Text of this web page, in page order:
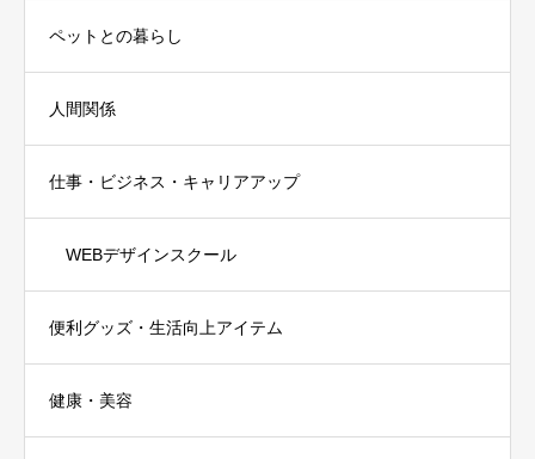
ペットとの暮らし
人間関係
仕事・ビジネス・キャリアアップ
WEBデザインスクール
便利グッズ・生活向上アイテム
健康・美容